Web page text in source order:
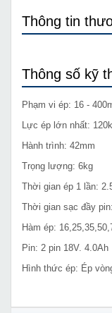
Thông tin
Thông số kỹ
Phạm vi ép: 16 -
Lực ép lớn nhất:
Hành trình: 42mm
Trọng lượng: 6kg
Thời gian ép 1 lần:
Thời gian sạc đầy
Hàm ép:
Pin: 2 pin 18V. 4.0Ah
Hình thức ép: Ép